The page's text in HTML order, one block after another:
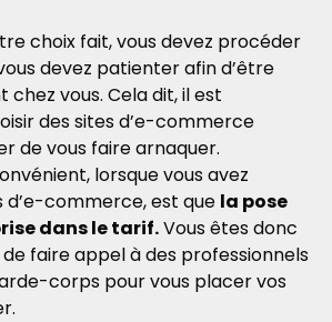
choix fait, vous devez procéder
devez patienter afin d’être
vous. Cela dit, il est
des sites d’e-commerce
de vous faire arnaquer.
lorsque vous avez
d’e-commerce, est que la pose
dans le tarif.Vous êtes donc
faire appel à des professionnels
corps pour vous placer vos